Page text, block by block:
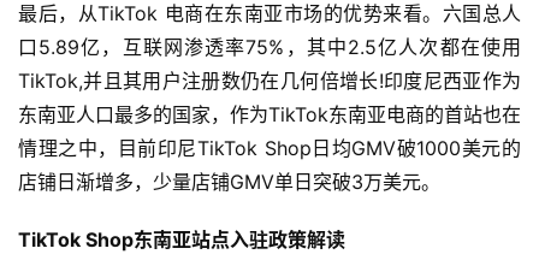
最后，从TikTok 电商在东南亚市场的优势来看。六国总人
口5.89亿，互联网渗透率75%，其中2.5亿人次都在使用
TikTok,并且其用户注册数仍在几何倍增长!印度尼西亚作为
东南亚人口最多的国家，作为TikTok东南亚电商的首站也在
情理之中，目前印尼TikTok Shop日均GMV破1000美元的
店铺日渐增多，少量店铺GMV单日突破3万美元。
TikTok Shop东南亚站点入驻政策解读